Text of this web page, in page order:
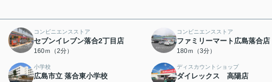
コンビニエンスストア
セブンイレブン落合2丁目店
160ｍ（2分）
コンビニエンスストア
ファミリーマート広島落合店
180ｍ（3分）
小学校
広島市立 落合東小学校
ディスカウントショップ
ダイレックス 高陽店